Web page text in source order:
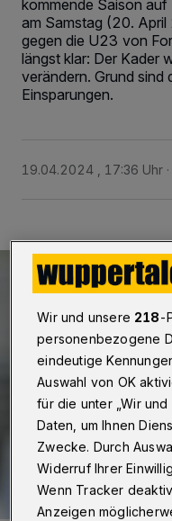
kommende Saison
am Samstag (20.
gegen die U23 von
längst klar: Der Kader
verändern. Grund sind
Einsparungen.
19.04.2024 , 17:36 Uhr
Wir und unsere 218-
personenbezogene
eindeutige
Auswahl von OK
für die unter „Wir
Daten, um Ihnen
Zwecke. Durch
Widerruf Ihrer
Wenn Tracker
Anzeigen